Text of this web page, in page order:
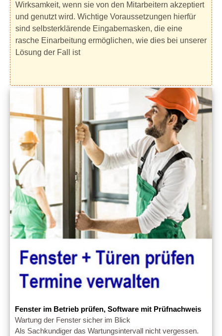
Wirksamkeit, wenn sie von den Mitarbeitern akzeptiert
und genutzt wird. Wichtige Voraussetzungen hierfür
sind selbsterklärende Eingabemasken, die eine
rasche Einarbeitung ermöglichen, wie dies bei unserer
Lösung der Fall ist
Fenster im Betrieb prüfen, Software mit Prüfnachweis
Wartung der Fenster sicher im Blick
Als Sachkundiger das Wartungsintervall nicht vergessen.